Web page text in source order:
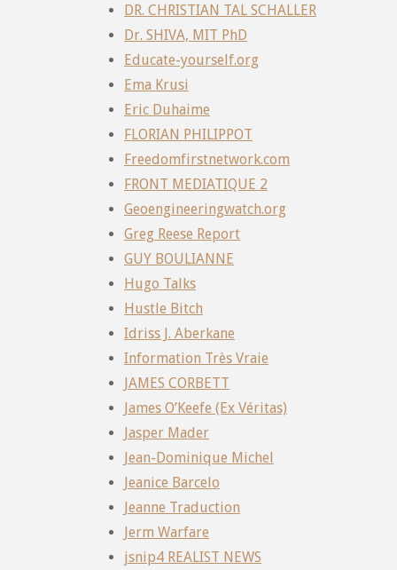
DR. CHRISTIAN TAL SCHALLER
Dr. SHIVA, MIT PhD
Educate-yourself.org
Ema Krusi
Eric Duhaime
FLORIAN PHILIPPOT
Freedomfirstnetwork.com
FRONT MEDIATIQUE 2
Geoengineeringwatch.org
Greg Reese Report
GUY BOULIANNE
Hugo Talks
Hustle Bitch
Idriss J. Aberkane
Information Très Vraie
JAMES CORBETT
James O’Keefe (Ex Véritas)
Jasper Mader
Jean-Dominique Michel
Jeanice Barcelo
Jeanne Traduction
Jerm Warfare
jsnip4 REALIST NEWS